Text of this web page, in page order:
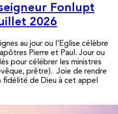
Fonlupt
2026
au jour ou l’Eglise célèbre
Pierre et Paul. Jour ou
pour célébrer les ministres
prêtre). Joie de rendre
fidélité de Dieu à cet appel